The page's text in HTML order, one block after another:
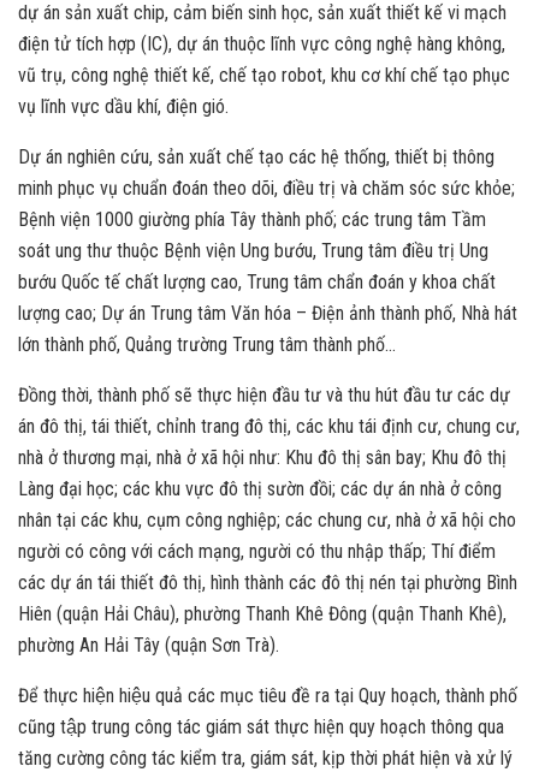
dự án sản xuất chip, cảm biến sinh học, sản xuất thiết kế vi mạch
điện tử tích hợp (IC), dự án thuộc lĩnh vực công nghệ hàng không,
vũ trụ, công nghệ thiết kế, chế tạo robot, khu cơ khí chế tạo phục
vụ lĩnh vực dầu khí, điện gió.
Dự án nghiên cứu, sản xuất chế tạo các hệ thống, thiết bị thông
minh phục vụ chuẩn đoán theo dõi, điều trị và chăm sóc sức khỏe;
Bệnh viện 1000 giường phía Tây thành phố; các trung tâm Tầm
soát ung thư thuộc Bệnh viện Ung bướu, Trung tâm điều trị Ung
bướu Quốc tế chất lượng cao, Trung tâm chẩn đoán y khoa chất
lượng cao; Dự án Trung tâm Văn hóa – Điện ảnh thành phố, Nhà hát
lớn thành phố, Quảng trường Trung tâm thành phố…
Đồng thời, thành phố sẽ thực hiện đầu tư và thu hút đầu tư các dự
án đô thị, tái thiết, chỉnh trang đô thị, các khu tái định cư, chung cư,
nhà ở thương mại, nhà ở xã hội như: Khu đô thị sân bay; Khu đô thị
Làng đại học; các khu vực đô thị sườn đồi; các dự án nhà ở công
nhân tại các khu, cụm công nghiệp; các chung cư, nhà ở xã hội cho
người có công với cách mạng, người có thu nhập thấp; Thí điểm
các dự án tái thiết đô thị, hình thành các đô thị nén tại phường Bình
Hiên (quận Hải Châu), phường Thanh Khê Đông (quận Thanh Khê),
phường An Hải Tây (quận Sơn Trà).
Để thực hiện hiệu quả các mục tiêu đề ra tại Quy hoạch, thành phố
cũng tập trung công tác giám sát thực hiện quy hoạch thông qua
tăng cường công tác kiểm tra, giám sát, kịp thời phát hiện và xử lý